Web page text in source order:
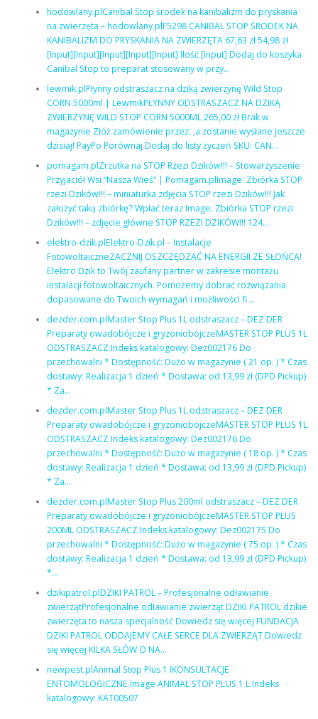
hodowlany.plCanibal Stop środek na kanibalizm do pryskania
na zwierzęta – hodowlany.plF5298 CANIBAL STOP ŚRODEK NA
KANIBALIZM DO PRYSKANIA NA ZWIERZĘTA 67,63 zł 54,98 zł
[Input][Input][Input][Input][Input] Ilość [Input] Dodaj do koszyka
Canibal Stop to preparat stosowany w przy…
lewmik.plPłynny odstraszacz na dziką zwierzynę Wild Stop
CORN 5000ml | LewmikPŁYNNY ODSTRASZACZ NA DZIKĄ
ZWIERZYNĘ WILD STOP CORN 5000ML 265,00 zł Brak w
magazynie Złóż zamówienie przez: ,a zostanie wysłane jeszcze
dzisiaj! PayPo Porównaj Dodaj do listy życzeń SKU: CAN…
pomagam.plZrzutka na STOP Rzezi Dzików!!! – Stowarzyszenie
Przyjaciół Wsi “Nasza Wieś” | Pomagam.plImage: Zbiórka STOP
rzezi Dzików!!! – miniaturka zdjęcia STOP rzezi Dzików!!! Jak
założyć taką zbiórkę? Wpłać teraz Image: Zbiórka STOP rzezi
Dzików!!! – zdjęcie główne STOP RZEZI DZIKÓW!!! 124…
elektro-dzik.plElektro-Dzik.pl – Instalacje
FotowoltaiczneZACZNIJ OSZCZĘDZAĆ NA ENERGII ZE SŁOŃCA!
Elektro Dzik to Twój zaufany partner w zakresie montażu
instalacji fotowoltaicznych. Pomożemy dobrać rozwiązania
dopasowane do Twoich wymagań i możliwości fi…
dezder.com.plMaster Stop Plus 1L odstraszacz – DEZ DER
Preparaty owadobójcze i gryzoniobójczeMASTER STOP PLUS 1L
ODSTRASZACZ Indeks katalogowy: Dez002176 Do
przechowalni * Dostępność: Dużo w magazynie ( 21 op. ) * Czas
dostawy: Realizacja 1 dzień * Dostawa: od 13,99 zł (DPD Pickup)
* Za…
dezder.com.plMaster Stop Plus 1L odstraszacz – DEZ DER
Preparaty owadobójcze i gryzoniobójczeMASTER STOP PLUS 1L
ODSTRASZACZ Indeks katalogowy: Dez002176 Do
przechowalni * Dostępność: Dużo w magazynie ( 18 op. ) * Czas
dostawy: Realizacja 1 dzień * Dostawa: od 13,99 zł (DPD Pickup)
* Za…
dezder.com.plMaster Stop Plus 200ml odstraszacz – DEZ DER
Preparaty owadobójcze i gryzoniobójczeMASTER STOP PLUS
200ML ODSTRASZACZ Indeks katalogowy: Dez002175 Do
przechowalni * Dostępność: Dużo w magazynie ( 75 op. ) * Czas
dostawy: Realizacja 1 dzień * Dostawa: od 13,99 zł (DPD Pickup)
*…
dzikipatrol.plDZIKI PATROL – Profesjonalne odławianie
zwierzątProfesjonalne odławianie zwierząt DZIKI PATROL dzikie
zwierzęta to nasza specjalność Dowiedz się więcej FUNDACJA
DZIKI PATROL ODDAJEMY CAŁE SERCE DLA ZWIERZĄT Dowiedz
się więcej KILKA SŁÓW O NA…
newpest.plAnimal Stop Plus 1 lKONSULTACJE
ENTOMOLOGICZNE Image ANIMAL STOP PLUS 1 L Indeks
katalogowy: KAT00507